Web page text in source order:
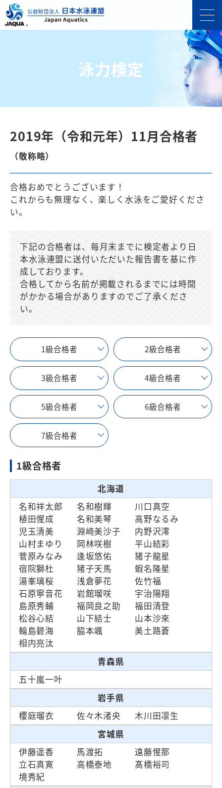
泳力検定
2019年（令和元年）11月合格者
（敬称略）
合格おめでとうございます！
これからも無理なく、楽しく⽔泳をご愛好くださ
い。
下記の合格者は、毎月末までに検定者より日
本水泳連盟に送付いただいた報告書を基に作
成しております。
合格してから名前が掲載されるまでには時間
がかかる場合がありますのでご了承くださ
い。
1級合格者 2級合格者
3級合格者 4級合格者
5級合格者 6級合格者
7級合格者
1級合格者
北海道
名和祥太郎
名和樹輝
川口真空
植田惺成
名和美琴
高野なるみ
児玉清美
淵崎美沙子
内野沢澪
山村まゆり
岡林咲樹
平山結彩
菅原みなみ
逢坂悠佑
猪子龍星
宿院獅杜
猪子天馬
蝦名隆星
湯峯璃桜
浅倉夢花
佐竹福
石原寧音花
岩館瑠咲
宇治陽翔
島原秀輔
福岡良之助
福田清登
松谷心結
山下結士
山本沙來
輪島碧海
脇本颯
美土路蒼
相内亮汰
青森県
五十嵐一叶
岩手県
櫻庭瑠衣
佐々木渚央
木川田凛生
宮城県
伊藤遥香
馬渡拓
遠藤惺那
立石真寛
高橋泰地
髙橋裕司
境秀紀